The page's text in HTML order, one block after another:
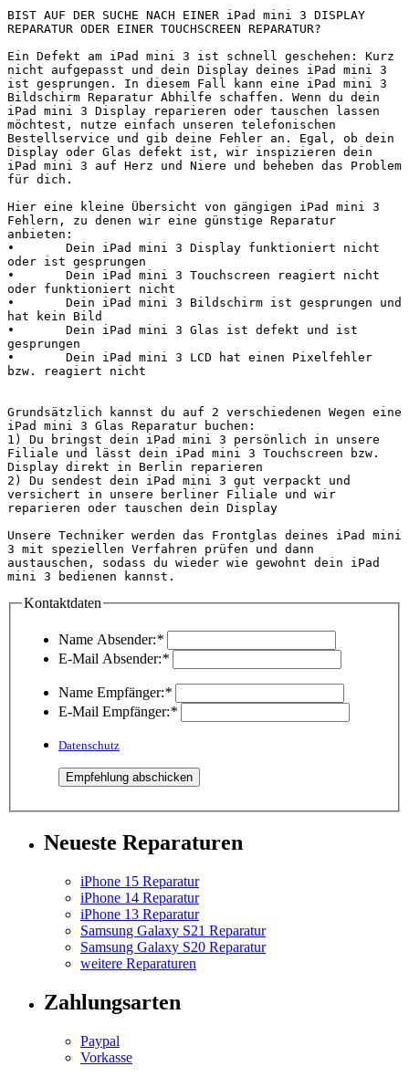
BIST AUF DER SUCHE NACH EINER iPad mini 3 DISPLAY
REPARATUR ODER EINER TOUCHSCREEN REPARATUR?
Ein Defekt am iPad mini 3 ist schnell geschehen: Kurz
nicht aufgepasst und dein Display deines iPad mini 3
ist gesprungen. In diesem Fall kann eine iPad mini 3
Bildschirm Reparatur Abhilfe schaffen. Wenn du dein
iPad mini 3 Display reparieren oder tauschen lassen
möchtest, nutze einfach unseren telefonischen
Bestellservice und gib deine Fehler an. Egal, ob dein
Display oder Glas defekt ist, wir inspizieren dein
iPad mini 3 auf Herz und Niere und beheben das Problem
für dich.
Hier eine kleine Übersicht von gängigen iPad mini 3
Fehlern, zu denen wir eine günstige Reparatur
anbieten:
•	Dein iPad mini 3 Display funktioniert nicht
oder ist gesprungen
•	Dein iPad mini 3 Touchscreen reagiert nicht
oder funktioniert nicht
•	Dein iPad mini 3 Bildschirm ist gesprungen und
hat kein Bild
•	Dein iPad mini 3 Glas ist defekt und ist
gesprungen
•	Dein iPad mini 3 LCD hat einen Pixelfehler
bzw. reagiert nicht
Grundsätzlich kannst du auf 2 verschiedenen Wegen eine
iPad mini 3 Glas Reparatur buchen:
1) Du bringst dein iPad mini 3 persönlich in unsere
Filiale und lässt dein iPad mini 3 Touchscreen bzw.
Display direkt in Berlin reparieren
2) Du sendest dein iPad mini 3 gut verpackt und
versichert in unsere berliner Filiale und wir
reparieren oder tauschen dein Display
Unsere Techniker werden das Frontglas deines iPad mini
3 mit speziellen Verfahren prüfen und dann
austauschen, sodass du wieder wie gewohnt dein iPad
Kontaktdaten
Name Absender:*
E-Mail Absender:*
Name Empfänger:*
E-Mail Empfänger:*
Datenschutz
Neueste Reparaturen
iPhone 15 Reparatur
iPhone 14 Reparatur
iPhone 13 Reparatur
Samsung Galaxy S21 Reparatur
Samsung Galaxy S20 Reparatur
weitere Reparaturen
Zahlungsarten
Paypal
Vorkasse